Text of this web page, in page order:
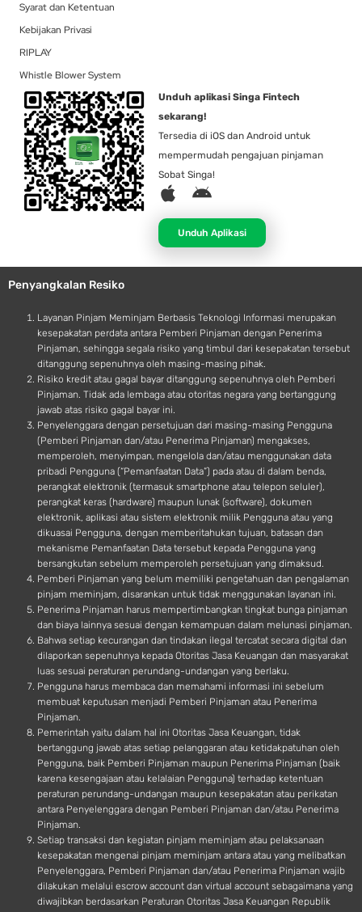
Syarat dan Ketentuan
Kebijakan Privasi
RIPLAY
Whistle Blower System
Unduh aplikasi Singa Fintech
sekarang!
Tersedia di iOS dan Android untuk
mempermudah pengajuan pinjaman
Sobat Singa!
A
p
l
e
A
d
r
o
d
Unduh Aplikasi
Penyangkalan Resiko
Layanan Pinjam Meminjam Berbasis Teknologi Informasi merupakan
kesepakatan perdata antara Pemberi Pinjaman dengan Penerima
Pinjaman, sehingga segala risiko yang timbul dari kesepakatan tersebut
ditanggung sepenuhnya oleh masing-masing pihak.
Risiko kredit atau gagal bayar ditanggung sepenuhnya oleh Pemberi
Pinjaman. Tidak ada lembaga atau otoritas negara yang bertanggung
jawab atas risiko gagal bayar ini.
Penyelenggara dengan persetujuan dari masing-masing Pengguna
(Pemberi Pinjaman dan/atau Penerima Pinjaman) mengakses,
memperoleh, menyimpan, mengelola dan/atau menggunakan data
pribadi Pengguna (“Pemanfaatan Data”) pada atau di dalam benda,
perangkat elektronik (termasuk smartphone atau telepon seluler),
perangkat keras (hardware) maupun lunak (software), dokumen
elektronik, aplikasi atau sistem elektronik milik Pengguna atau yang
dikuasai Pengguna, dengan memberitahukan tujuan, batasan dan
mekanisme Pemanfaatan Data tersebut kepada Pengguna yang
bersangkutan sebelum memperoleh persetujuan yang dimaksud.
Pemberi Pinjaman yang belum memiliki pengetahuan dan pengalaman
pinjam meminjam, disarankan untuk tidak menggunakan layanan ini.
Penerima Pinjaman harus mempertimbangkan tingkat bunga pinjaman
dan biaya lainnya sesuai dengan kemampuan dalam melunasi pinjaman.
Bahwa setiap kecurangan dan tindakan ilegal tercatat secara digital dan
dilaporkan sepenuhnya kepada Otoritas Jasa Keuangan dan masyarakat
luas sesuai peraturan perundang-undangan yang berlaku.
Pengguna harus membaca dan memahami informasi ini sebelum
membuat keputusan menjadi Pemberi Pinjaman atau Penerima
Pinjaman.
Pemerintah yaitu dalam hal ini Otoritas Jasa Keuangan, tidak
bertanggung jawab atas setiap pelanggaran atau ketidakpatuhan oleh
Pengguna, baik Pemberi Pinjaman maupun Penerima Pinjaman (baik
karena kesengajaan atau kelalaian Pengguna) terhadap ketentuan
peraturan perundang-undangan maupun kesepakatan atau perikatan
antara Penyelenggara dengan Pemberi Pinjaman dan/atau Penerima
Pinjaman.
Setiap transaksi dan kegiatan pinjam meminjam atau pelaksanaan
kesepakatan mengenai pinjam meminjam antara atau yang melibatkan
Penyelenggara, Pemberi Pinjaman dan/atau Penerima Pinjaman wajib
dilakukan melalui escrow account dan virtual account sebagaimana yang
diwajibkan berdasarkan Peraturan Otoritas Jasa Keuangan Republik